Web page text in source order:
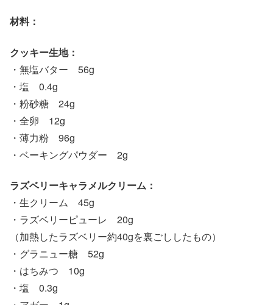
材料：
クッキー生地：
・無塩バター 56g
・塩 0.4g
・粉砂糖 24g
・全卵 12g
・薄力粉 96g
・ベーキングパウダー 2g
ラズベリーキャラメルクリーム：
・生クリーム 45g
・ラズベリーピューレ 20g
（加熱したラズベリー約40gを裏ごししたもの）
・グラニュー糖 52g
・はちみつ 10g
・塩 0.3g